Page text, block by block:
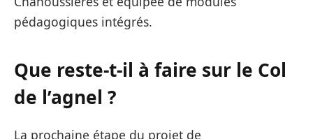
pédagogiques intégrés.
Que reste-t-il à faire sur le Col
de l’agnel ?
La prochaine étape du projet de